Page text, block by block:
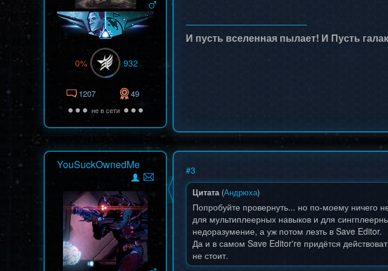
0% 932
1207 49
не в сети
И пусть вселенная пылает! И Пусть
YouSuckOwnedMe #3
Цитата(Андрюха)
Попробуйте провернуть... но по-моему ничего
для мультиплеерных навыков и для
недоразумение, а уж потом лезть в Save Editor.
Да и в самом Save Editor're придётся
не стоит.